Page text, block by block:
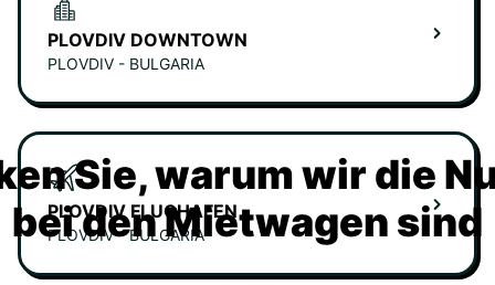
PLOVDIV DOWNTOWN
PLOVDIV - BULGARIA
PLOVDIV FLUGHAFEN
PLOVDIV - BULGARIA
Sie, warum wir die
bei den Mietwagen sind